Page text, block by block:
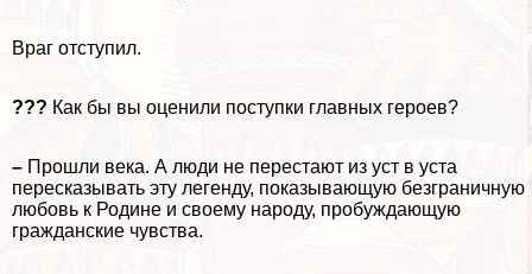
Враг отступил.
??? Как бы вы оценили поступки главных героев?
– Прошли века. А люди не перестают из уст в уста
пересказывать эту легенду, показывающую безграничную
любовь к Родине и своему народу, пробуждающую
гражданские чувства.